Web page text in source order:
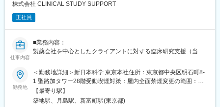
■当社の強み：
・多くの一般的なCROとは異なり、リアルワールドリサーチ
（RWR）に特化しています。
・安全性と有効性という基本的な情報に加え、患者主体の視点
（QOL、満足度、選好、アンメットニーズ等）も含めて治療法を
多角的に評価することが極めて重要と考えており、これらのエビ
す。
・研究の最終段階である論文化を担当するMedical Writingチーム
を有しているのが強みです。これまで200報以上の論文に携わっ
ています。当社が研究全体を通して支援することにより、研究の
株式会社 CLINICAL STUDY SUPPORT
正社員
仕事内容
■業務内容：
製薬会社を中心としたクライアントに対する臨床研究支援（当社
顧客からのリピート案件獲得および新規顧客の開拓に向け、社内
関係部署と連携しながら営業活動を行っていただきます。
■業務詳細：
・既存顧客への深耕営業・ニーズ深掘り
勤務地
＜勤務地詳細＞新日本科学 東京本社住所：東京都中央区明石町8-
1 聖路加タワー28階受動喫煙対策：屋内全面禁煙変更の範囲：会
社の定める事業所（リモートワーク含む）
【最寄り駅】
築地駅、月島駅、新富町駅(東京都)